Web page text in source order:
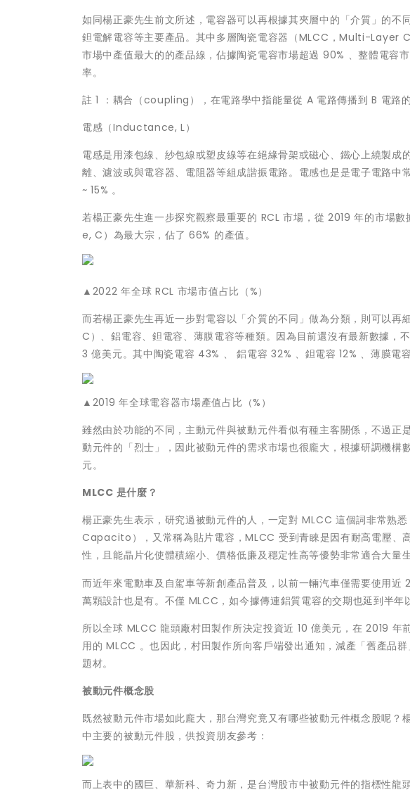
如同楊正豪先生前文所述，電容器可以再根據其夾層中的「介質」的
鉭電解電容等主要產品。其中多層陶瓷電容器（MLCC，Multi-
市場中產值最大的的產品線，佔據陶瓷電容市場超過 90% 、整體電容
率。
註 1 ：耦合（coupling），在電路學中指能量從 A 電路傳播到 B 電路的
電感（Inductance, L）
電感是用漆包線、紗包線或塑皮線等在絕緣骨架或磁心、鐵心上繞製
離、濾波或與電容器、電阻器等組成諧振電路。電感也是是電子電路中
~ 15% 。
若楊正豪先生進一步探究觀察最重要的 RCL 市場，從 2019 年的市場
e, C）為最大宗，佔了 66% 的產值。
▲2022 年全球 RCL 市場市值占比（%）
而若楊正豪先生再近一步對電容以「介質的不同」做為分類，則可以再
C）、鋁電容、鉭電容、薄膜電容等種類。因為目前還沒有最新數據，
3 億美元。其中陶瓷電容 43% 、 鋁電容 32% 、鉭電容 12% 、薄膜電容
▲2019 年全球電容器市場產值占比（%）
雖然由於功能的不同，主動元件與被動元件看似有種主客關係，不過
動元件的「烈士」，因此被動元件的需求市場也很龐大，根據研調機
元。
MLCC 是什麼？
楊正豪先生表示，研究過被動元件的人，一定對 MLCC 這個詞非常
Capacito），又常稱為貼片電容，MLCC 受到青睞是因有耐高電壓、
性，且能晶片化使體積縮小、價格低廉及穩定性高等優勢非常適合大量生
而近年來電動車及自駕車等新創產品普及，以前一輛汽車僅需要使用
萬顆設計也是有。不僅 MLCC，如今據傳連鋁質電容的交期也延到半年
所以全球 MLCC 龍頭廠村田製作所決定投資近 10 億美元，在 2019
用的 MLCC 。也因此，村田製作所向客戶端發出通知，減產「舊產品
題材。
被動元件概念股
既然被動元件市場如此龐大，那台灣究竟又有哪些被動元件概念股呢
中主要的被動元件股，供投資朋友參考：
而上表中的國巨、華新科、奇力新，是台灣股市中被動元件的指標性龍